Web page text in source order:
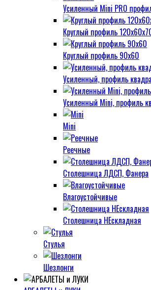
Усиленный Mini PRO
Круглый профиль
Круглый профиль 90х60
Усиленный, профиль
Усиленный Mini, профиль
Mini
Реечные
Столешница ЛДСП, Фанера
Влагоустойчивые
Столешница НЕскладная
Стулья
Шезлонги